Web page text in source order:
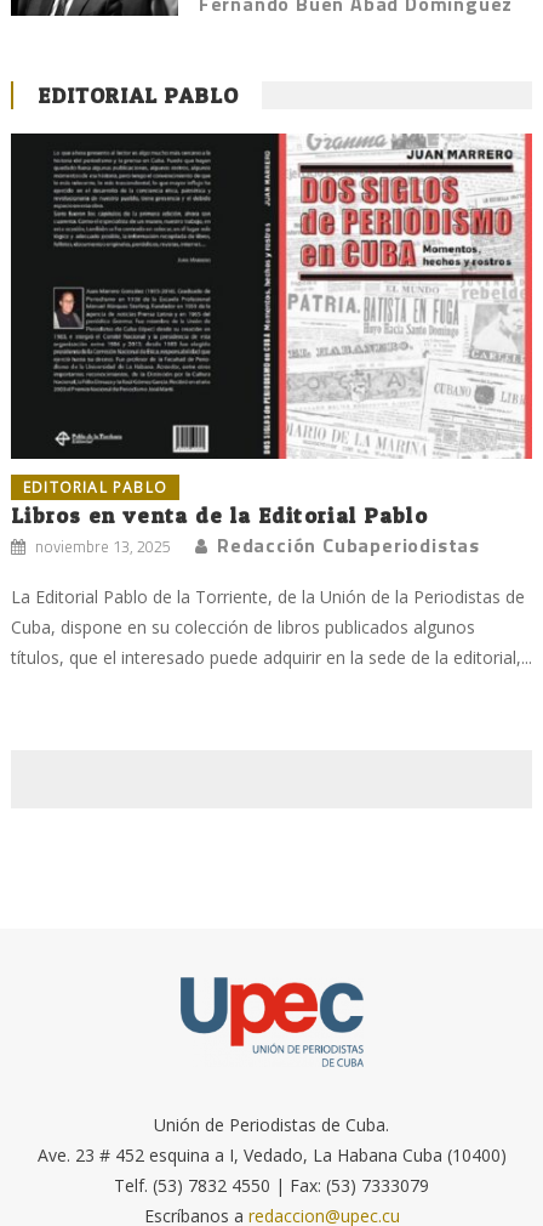
EDITORIAL PABLO
EDITORIAL PABLO
Libros en venta de la Editorial Pablo
noviembre 13, 2025 Redacción Cubaperiodistas
La Editorial Pablo de la Torriente, de la Unión de la Periodistas de
Cuba, dispone en su colección de libros publicados algunos
títulos, que el interesado puede adquirir en la sede de la editorial,...
Unión de Periodistas de Cuba.
Ave. 23 # 452 esquina a I, Vedado, La Habana Cuba (10400)
Telf. (53) 7832 4550 | Fax: (53) 7333079
Escríbanos a redaccion@upec.cu